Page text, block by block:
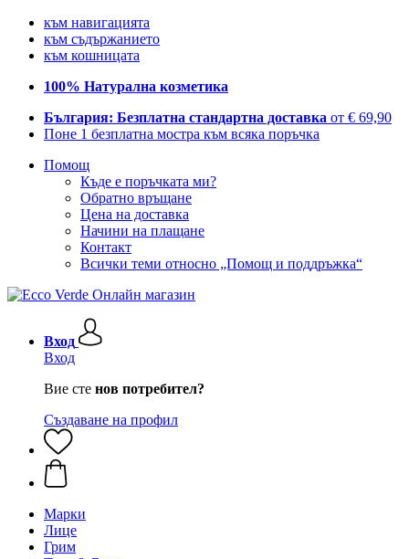
към навигацията
към съдържанието
към кошницата
100% Натурална козметика
България: Безплатна стандартна доставка от € 69,90
Поне 1 безплатна мостра към всяка поръчка
Помощ
Къде е поръчката ми?
Обратно връщане
Цена на доставка
Начини на плащане
Контакт
Всички теми относно „Помощ и поддръжка“
Вход
Вход
Вие сте нов потребител?
Създаване на профил
Марки
Лице
Грим